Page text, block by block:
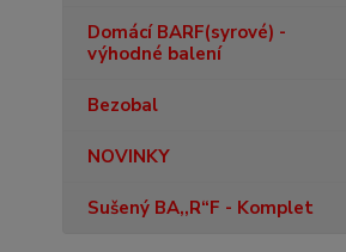
Domácí BARF(syrové) -
výhodné balení
Bezobal
NOVINKY
Sušený BA,,R“F - Komplet